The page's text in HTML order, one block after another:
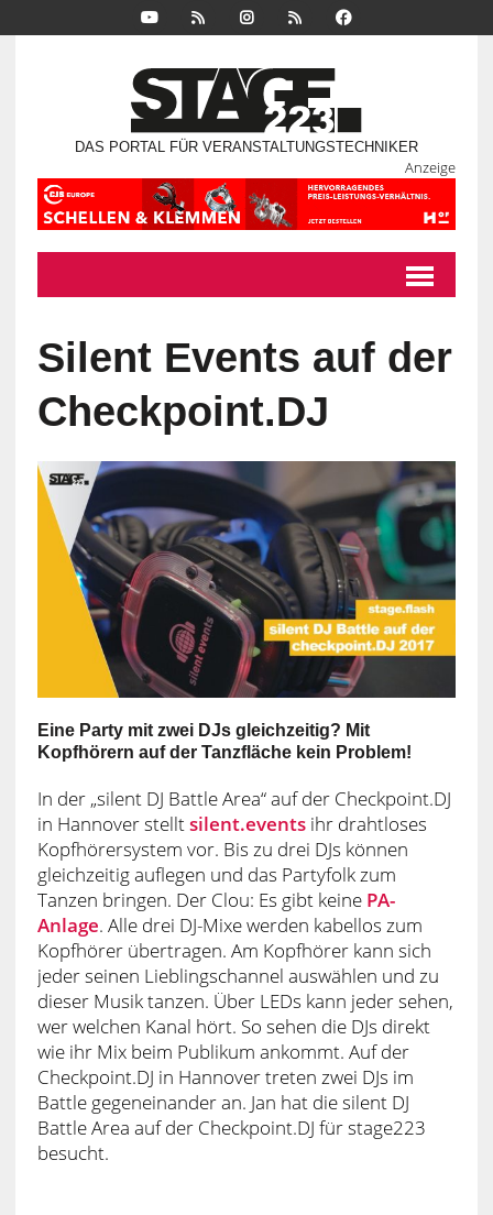
DAS PORTAL FÜR VERANSTALTUNGSTECHNIKER
Anzeige
Silent Events auf der
Checkpoint.DJ
Eine Party mit zwei DJs gleichzeitig? Mit
Kopfhörern auf der Tanzfläche kein Problem!
In der „silent DJ Battle Area“ auf der Checkpoint.DJ
in Hannover stelltsilent.eventsihr drahtloses
Kopfhörersystem vor. Bis zu drei DJs können
gleichzeitig auflegen und das Partyfolk zum
Tanzen bringen. Der Clou: Es gibt keine PA-
Anlage. Alle drei DJ-Mixe werden kabellos zum
Kopfhörer übertragen. Am Kopfhörer kann sich
jeder seinen Lieblingschannel auswählen und zu
dieser Musik tanzen. Über LEDs kann jeder sehen,
wer welchen Kanal hört. So sehen die DJs direkt
wie ihr Mix beim Publikum ankommt. Auf der
Checkpoint.DJ in Hannover treten zwei DJs im
Battle gegeneinander an. Jan hat die silent DJ
Battle Area auf der Checkpoint.DJ für stage223
besucht.